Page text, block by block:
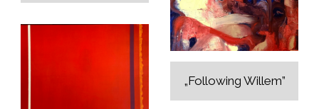
„Following Willem”